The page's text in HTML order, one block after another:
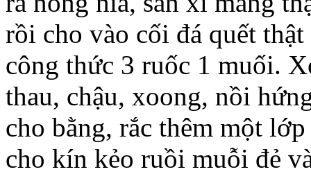
rồi cho vào cối đá quết
công thức 3 ruốc 1 muối.
thau, chậu, xoong, nồi
cho bằng, rắc thêm một
cho kín kẻo ruồi muỗi đẻ